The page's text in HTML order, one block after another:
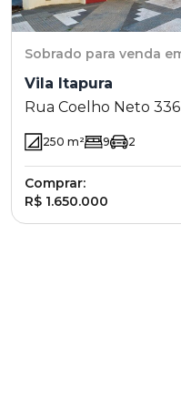
Sobrado para venda
Vila Itapura
Rua Coelho Neto
250 m² 9 2
Comprar:
R$ 1.650.000